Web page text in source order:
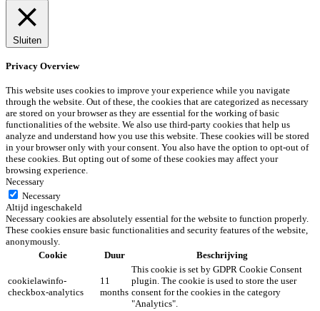
Sluiten
Privacy Overview
This website uses cookies to improve your experience while you navigate
through the website. Out of these, the cookies that are categorized as necessary
are stored on your browser as they are essential for the working of basic
functionalities of the website. We also use third-party cookies that help us
analyze and understand how you use this website. These cookies will be stored
in your browser only with your consent. You also have the option to opt-out of
these cookies. But opting out of some of these cookies may affect your
browsing experience.
Necessary
Necessary
Altijd ingeschakeld
Necessary cookies are absolutely essential for the website to function properly.
These cookies ensure basic functionalities and security features of the website,
anonymously.
Cookie
Duur Beschrijving
cookielawinfo-
checkbox-analytics
11
months
This cookie is set by GDPR Cookie Consent
plugin. The cookie is used to store the user
consent for the cookies in the category
"Analytics".